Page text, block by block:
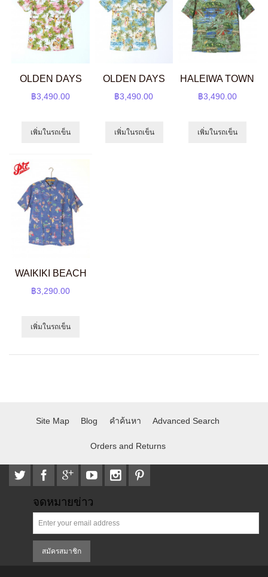
OLDEN DAYS
฿3,490.00
เพิ่มในรถเข็น
OLDEN DAYS
฿3,490.00
เพิ่มในรถเข็น
HALEIWA TOWN
฿3,490.00
เพิ่มในรถเข็น
WAIKIKI BEACH
฿3,290.00
เพิ่มในรถเข็น
Site Map Blog คำค้นหา Advanced Search
Orders and Returns
จดหมายข่าว
สมัครสมาชิก